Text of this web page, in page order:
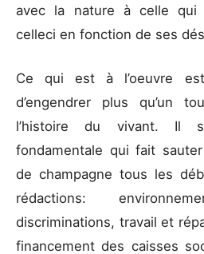
avec la nature à celle qui
celleci en fonction de ses
Ce qui est à l’oeuvre
d’engendrer plus qu’un
l’histoire du vivant. Il
fondamentale qui fait
de champagne tous les
rédactions:
discriminations, travail et
financement des caisses